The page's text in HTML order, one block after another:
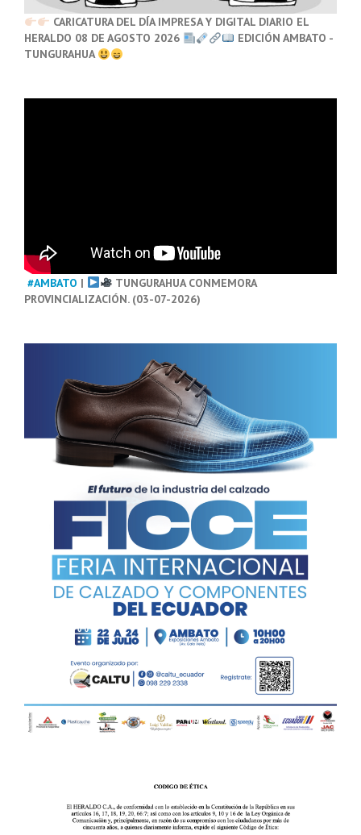
CARICATURA DEL DÍA IMPRESA Y DIGITAL DIARIO EL
HERALDO 08 DE AGOSTO 2026
EDICIÓN AMBATO -
TUNGURAHUA
#AMBATO |
TUNGURAHUA CONMEMORA
PROVINCIALIZACIÓN. (03-07-2026)